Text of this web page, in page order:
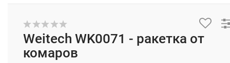
Weitech WK0071 - ракетка от
комаров